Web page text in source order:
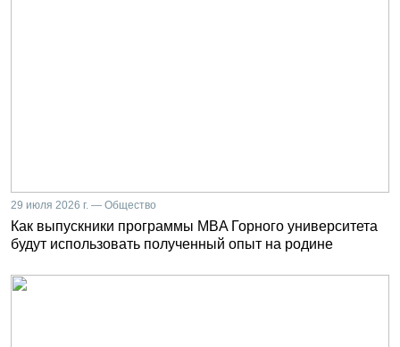
29 июля 2026 г. — Общество
Как выпускники программы MBA Горного университета
будут использовать полученный опыт на родине